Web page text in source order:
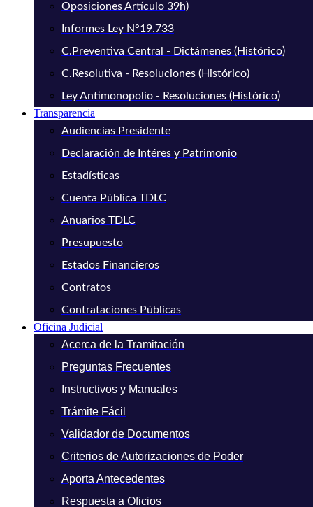
Oposiciones Artículo 39h)
Informes Ley N°19.733
C.Preventiva Central - Dictámenes (Histórico)
C.Resolutiva - Resoluciones (Histórico)
Ley Antimonopolio - Resoluciones (Histórico)
Transparencia
Audiencias Presidente
Declaración de Intéres y Patrimonio
Estadísticas
Cuenta Pública TDLC
Anuarios TDLC
Presupuesto
Estados Financieros
Contratos
Contrataciones Públicas
Oficina Judicial
Acerca de la Tramitación
Preguntas Frecuentes
Instructivos y Manuales
Trámite Fácil
Validador de Documentos
Criterios de Autorizaciones de Poder
Aporta Antecedentes
Respuesta a Oficios